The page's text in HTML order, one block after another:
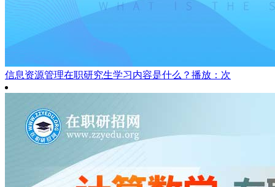
信息资源管理在职研究生学习内容是什么？ 播放：次